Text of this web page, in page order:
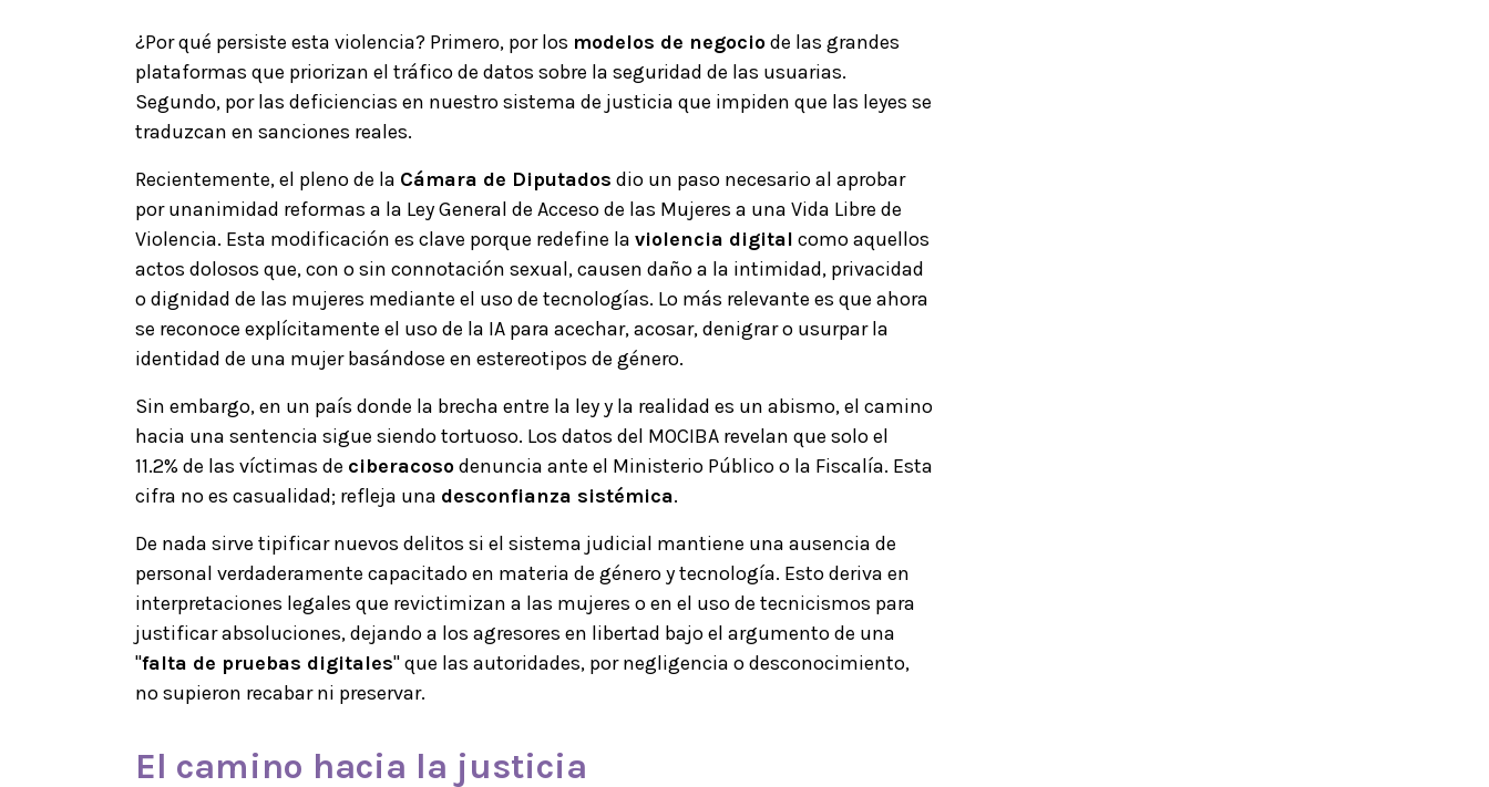
¿Por qué persiste esta violencia? Primero, por los modelos de negociode las grandes
plataformas que priorizan el tráfico de datos sobre la seguridad de las usuarias.
Segundo, por las deficiencias en nuestro sistema de justicia que impiden que las leyes se
traduzcan en sanciones reales.
Recientemente, el pleno de la Cámara de Diputados dio un paso necesario al aprobar
por unanimidad reformas a la Ley General de Acceso de las Mujeres a una Vida Libre de
Violencia. Esta modificación es clave porque redefine la violencia digital como aquellos
actos dolosos que, con o sin connotación sexual, causen daño a la intimidad, privacidad
o dignidad de las mujeres mediante el uso de tecnologías. Lo más relevante es que ahora
se reconoce explícitamente el uso de la IA para acechar, acosar, denigrar o usurpar la
identidad de una mujer basándose en estereotipos de género.
Sin embargo, en un país donde la brecha entre la ley y la realidad es un abismo, el camino
hacia una sentencia sigue siendo tortuoso. Los datos del MOCIBA revelan que solo el
11.2% de las víctimas de ciberacosodenuncia ante el Ministerio Público o la Fiscalía. Esta
cifra no es casualidad; refleja una desconfianza sistémica.
De nada sirve tipificar nuevos delitos si el sistema judicial mantiene una ausencia de
personal verdaderamente capacitado en materia de género y tecnología. Esto deriva en
interpretaciones legales que revictimizan a las mujeres o en el uso de tecnicismos para
justificar absoluciones, dejando a los agresores en libertad bajo el argumento de una
"falta de pruebas digitales" que las autoridades, por negligencia o desconocimiento,
no supieron recabar ni preservar.
El camino hacia la justicia